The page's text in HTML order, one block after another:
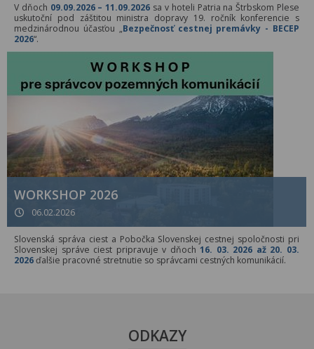
V dňoch 09.09.2026 – 11.09.2026 sa v hoteli Patria na Štrbskom Plese
uskutoční pod záštitou ministra dopravy 19. ročník konferencie s
medzinárodnou účasťou „Bezpečnosť cestnej premávky - BECEP
2026“.
WORKSHOP 2026
06.02.2026
Slovenská správa ciest a Pobočka Slovenskej cestnej spoločnosti pri
Slovenskej správe ciest pripravuje v dňoch16. 03. 2026 až 20. 03.
2026ďalšie pracovné stretnutie so správcami cestných komunikácií.
ODKAZY